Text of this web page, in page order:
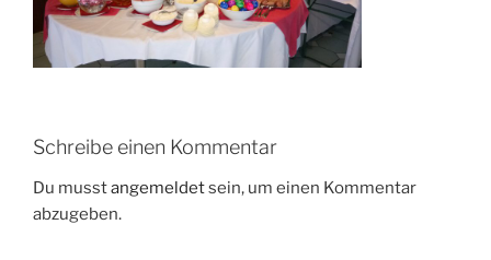
Schreibe einen Kommentar
Du musstangemeldetsein, um einen Kommentar
abzugeben.